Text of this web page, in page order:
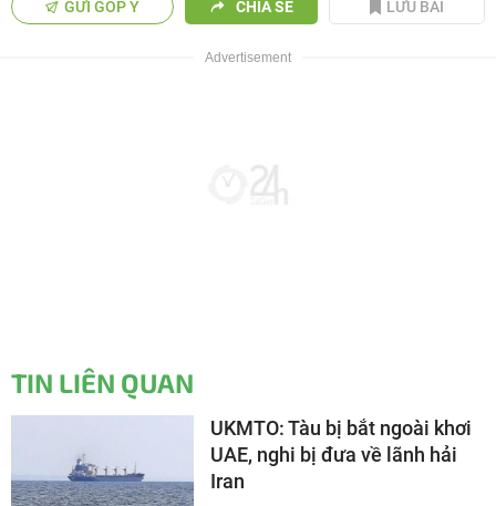
GỬI GÓP Ý CHIA SẺ LƯU BÀI
TIN LIÊN QUAN
UKMTO: Tàu bị bắt ngoài khơi
UAE, nghi bị đưa về lãnh hải
Iran